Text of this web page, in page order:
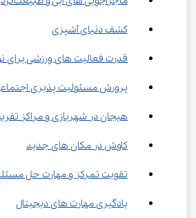
کشف دنیای آشپزی
قدرت فعالیت ‌های ورزشی برای نوجوانان
پرورش مسئولیت ‌پذیری اجتماعی
هیجان در شهربازی و مراکز
کاوش در مکان ‌های جدید
تقویت تمرکز و مهارت حل
یادگیری مهارت‌ های دیجیتال